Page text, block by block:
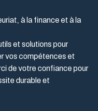
à la finance et à la
et solutions pour
vos compétences et
de votre confiance pour
durable et